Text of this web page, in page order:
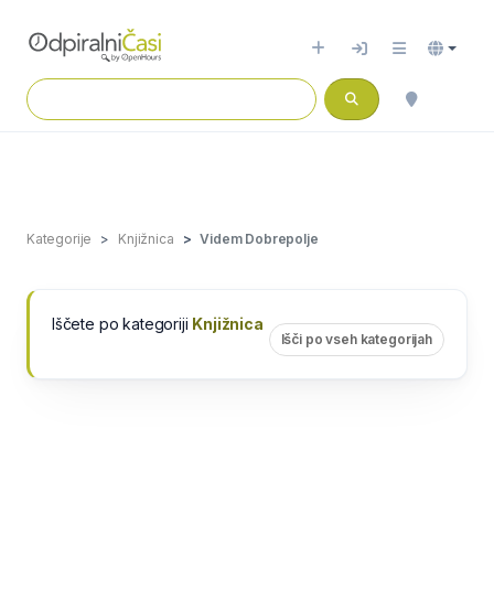
Kategorije Knjižnica Videm Dobrepolje
Iščete po kategoriji Knjižnica
Išči po vseh kategorijah